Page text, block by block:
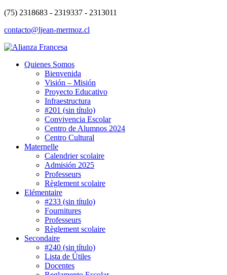
(75) 2318683 - 2319337 - 2313011
contacto@ljean-mermoz.cl
Quienes Somos
Bienvenida
Visión – Misión
Proyecto Educativo
Infraestructura
#201 (sin título)
Convivencia Escolar
Centro de Alumnos 2024
Centro Cultural
Maternelle
Calendrier scolaire
Admisión 2025
Professeurs
Règlement scolaire
Elémentaire
#233 (sin título)
Fournitures
Professeurs
Règlement scolaire
Secondaire
#240 (sin título)
Lista de Útiles
Docentes